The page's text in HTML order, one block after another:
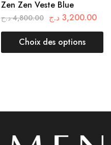
Zen Zen Veste Blue
4,800.00 د.ج 3,200.00 د.ج
Choix des options